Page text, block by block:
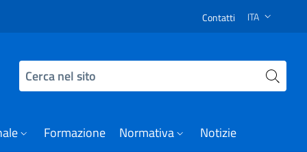
Contatti SELEZIONE
ITA
Cerca nel sito
Formazione Normativa Notizie